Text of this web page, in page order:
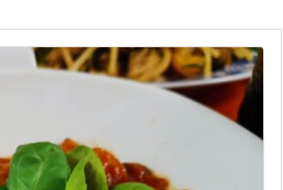

次へ

検索